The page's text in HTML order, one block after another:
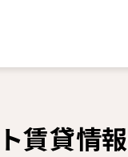
賃貸情